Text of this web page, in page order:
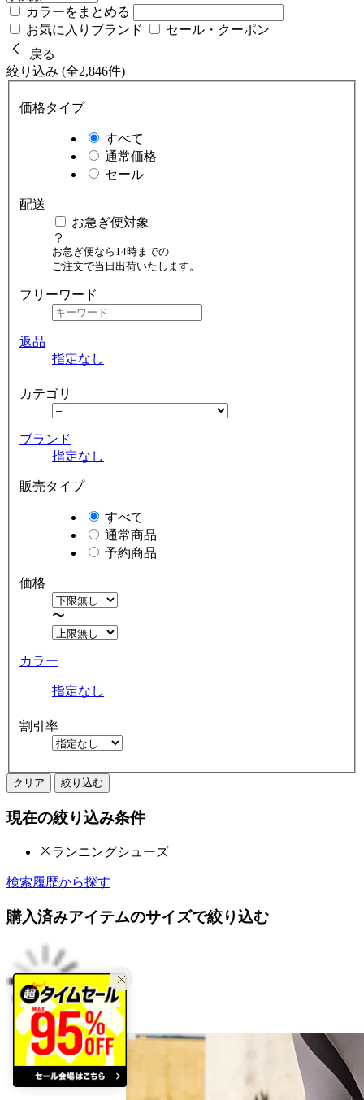
カラーをまとめる
お気に入りブランド
セール・クーポン
戻る
絞り込み (全2,846件)
価格タイプ
すべて
通常価格
セール
配送
お急ぎ便対象
お急ぎ便なら14時までの
ご注文で当日出荷いたします。
フリーワード
返品
指定なし
カテゴリ
ブランド
指定なし
販売タイプ
すべて
通常商品
予約商品
価格
〜
カラー
指定なし
割引率
クリア 絞り込む
現在の絞り込み条件
ランニングシューズ
検索履歴から探す
購入済みアイテムのサイズで絞り込む